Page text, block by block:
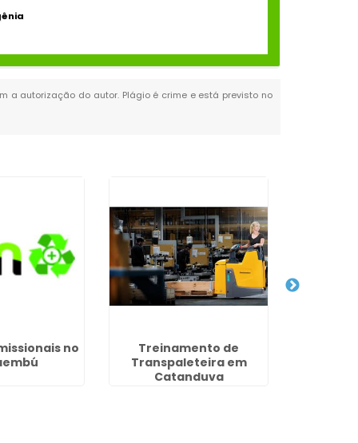
a autorização do autor. Plágio é crime e está previsto no
no
Treinamento de
Transpaleteira em
Catanduva